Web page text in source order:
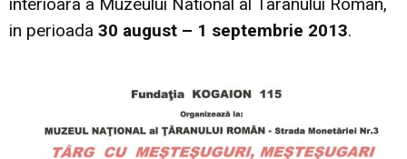
interioara a Muzeului National al Taranului Roman,
in perioada 30 august – 1 septembrie 2013.